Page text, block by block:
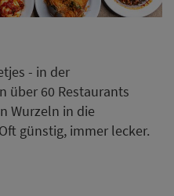
- in der
über 60 Restaurants
Wurzeln in die
günstig, immer lecker.